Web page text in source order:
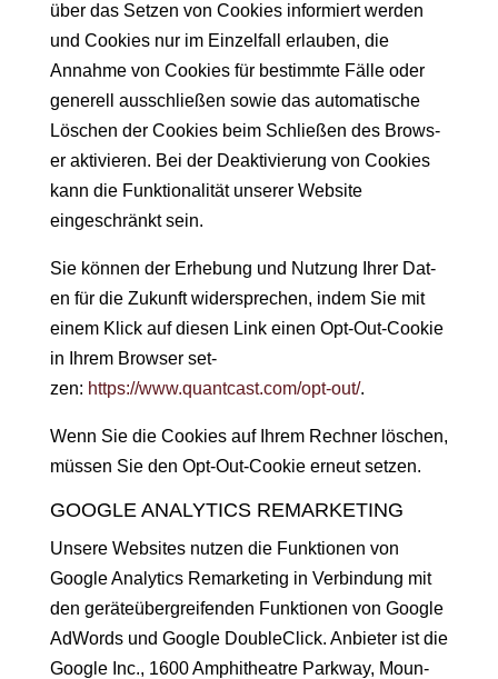
über das Set­zen von Cook­ies informiert wer­den
und Cook­ies nur im Einzelfall erlauben, die
Annahme von Cook­ies für bes­timmte Fälle oder
generell auss­chließen sowie das automa­tis­che
Löschen der Cook­ies beim Schließen des Brows­
er aktivieren. Bei der Deak­tivierung von Cook­ies
kann die Funk­tion­al­ität unser­er Web­site
eingeschränkt sein.
Sie kön­nen der Erhe­bung und Nutzung Ihrer Dat­
en für die Zukun­ft wider­sprechen, indem Sie mit
einem Klick auf diesen Link einen Opt-Out-Cook­ie
in Ihrem Brows­er set­
zen: https://www.quantcast.com/opt-out/.
Wenn Sie die Cook­ies auf Ihrem Rech­n­er löschen,
müssen Sie den Opt-Out-Cook­ie erneut setzen.
GOOGLE ANALYTICS REMARKETING
Unsere Web­sites nutzen die Funk­tio­nen von
Google Ana­lyt­ics Remar­ket­ing in Verbindung mit
den geräteüber­greifend­en Funk­tio­nen von Google
AdWords und Google Dou­bleClick. Anbi­eter ist die
Google Inc., 1600 Amphithe­atre Park­way, Moun­